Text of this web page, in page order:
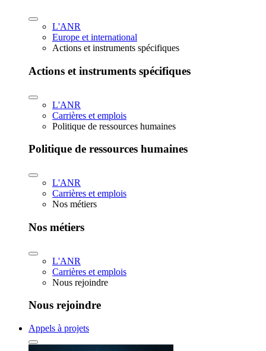
L'ANR
Europe et international
Actions et instruments spécifiques
Actions et instruments spécifiques
L'ANR
Carrières et emplois
Politique de ressources humaines
Politique de ressources humaines
L'ANR
Carrières et emplois
Nos métiers
Nos métiers
L'ANR
Carrières et emplois
Nous rejoindre
Nous rejoindre
Appels à projets